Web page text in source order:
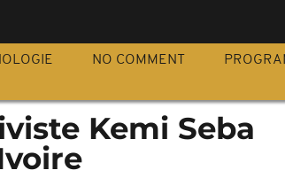
NO COMMENT
Kemi Seba